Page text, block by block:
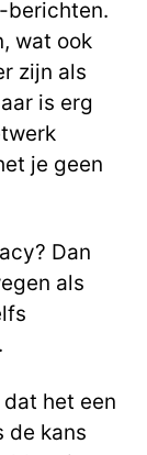
berichten.
wat ook
zijn als
is erg
je geen
Dan
als
.
het een
de kans